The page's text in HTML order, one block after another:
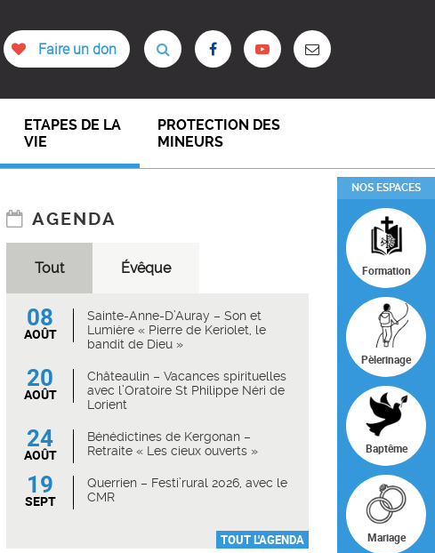
Faire un don
ETAPES DE LA
VIE
PROTECTION DES
MINEURS
NOS ESPACES
Formation
Pèlerinage
Baptême
Mariage
AGENDA
Tout Évêque
08
AOÛT
Sainte-Anne-D’Auray – Son et
Lumière « Pierre de Keriolet, le
bandit de Dieu »
20
AOÛT
Châteaulin – Vacances spirituelles
avec l’Oratoire St Philippe Néri de
Lorient
24
AOÛT
Bénédictines de Kergonan –
Retraite « Les cieux ouverts »
19
SEPT
Querrien – Festi’rural 2026, avec le
CMR
TOUT L'AGENDA